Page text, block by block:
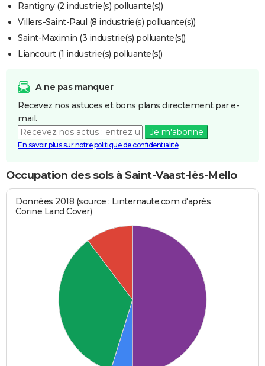
Rantigny (2 industrie(s) polluante(s))
Villers-Saint-Paul (8 industrie(s) polluante(s))
Saint-Maximin (3 industrie(s) polluante(s))
Liancourt (1 industrie(s) polluante(s))
A ne pas manquer
Recevez nos astuces et bons plans directement par e-
mail.
Je m'abonne
En savoir plus sur notre politique de confidentialité
Occupation des sols à Saint-Vaast-lès-Mello
Données 2018 (source : Linternaute.com d'après
Corine Land Cover)